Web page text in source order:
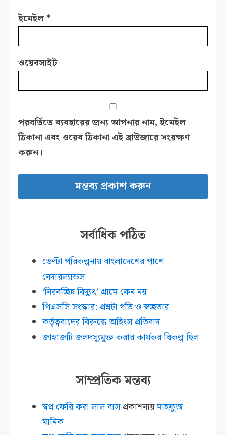
ইমেইল*
ওয়েবসাইট
পরবর্তিতে ব্যবহারের জন্য আপনার নাম, ইমেইল
ঠিকানা এবং ওয়েব ঠিকানা এই ব্রাউজারে সংরক্ষণ
করুন।
সর্বাধিক পঠিত
ডেল্টা পরিকল্পনায় বাংলাদেশের পাশে
নেদারল্যান্ডস
‘নিরবচ্ছিন্ন বিদ্যুৎ’ গ্রামে কেন নয়
পিএসসি সংস্কার: প্রশ্নটা গতি ও স্বচ্ছতার
কর্তৃত্ববাদের বিরুদ্ধে অহিংস প্রতিবাদ
জাহাজটি জলদস্যুমুক্ত করার কার্যকর বিকল্প ছিল
সাম্প্রতিক মন্তব্য
স্বপ্ন ফেরি করা লাল বাসপ্রকাশনায়মাহফুজ
মানিক